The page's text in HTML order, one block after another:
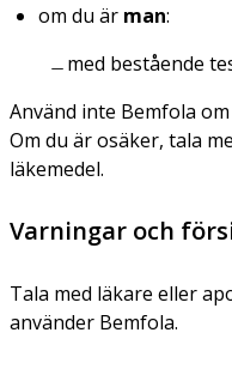
om du är man:
med bestående
Använd inte Bemfola
Om du är osäker, tala
läkemedel.
Varningar och
Tala med läkare eller
använder Bemfola.